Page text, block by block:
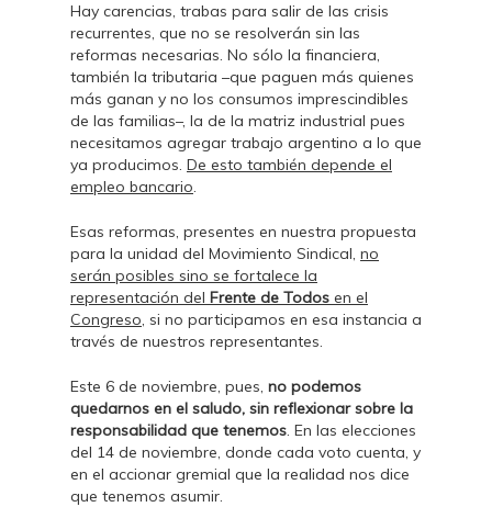
Hay carencias, trabas para salir de las crisis
recurrentes, que no se resolverán sin las
reformas necesarias. No sólo la financiera,
también la tributaria –que paguen más quienes
más ganan y no los consumos imprescindibles
de las familias–, la de la matriz industrial pues
necesitamos agregar trabajo argentino a lo que
ya producimos. De esto también depende el
empleo bancario.
Esas reformas, presentes en nuestra propuesta
para la unidad del Movimiento Sindical, no
serán posibles sino se fortalece la
representación del Frente de Todos en el
Congreso, si no participamos en esa instancia a
través de nuestros representantes.
Este 6 de noviembre, pues, no podemos
quedarnos en el saludo, sin reflexionar sobre la
responsabilidad que tenemos. En las elecciones
del 14 de noviembre, donde cada voto cuenta, y
en el accionar gremial que la realidad nos dice
que tenemos asumir.